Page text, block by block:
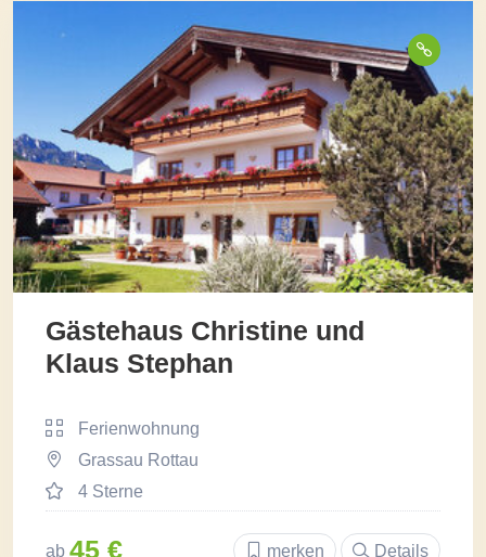
Gästehaus Christine und
Klaus Stephan
Ferienwohnung
Grassau Rottau
4 Sterne
ab 45 € merken Details